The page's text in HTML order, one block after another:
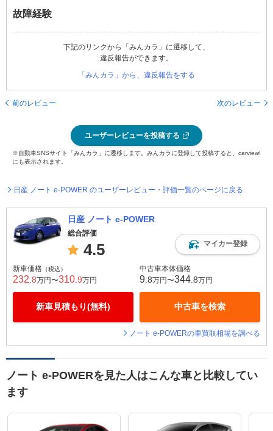
故障経験
下記のリンクから「みんカラ」に遷移して、
違反報告ができます。
「みんカラ」から、違反報告をする
前のレビュー 次のレビュー
ユーザーレビューを投稿する
※自動車SNSサイト「みんカラ」に遷移します。みんカラに登録して投稿すると、carview!
にも表示されます。
日産 ノート e-POWER のユーザーレビュー・評価一覧のページに戻る
日産 ノート e-POWER
総合評価
4.5 マイカー登録
新車価格 （税込）
232 .8万円〜310 .9万円
新車見積もり(無料)
中古車本体価格
9 .8万円〜344 .8万円
中古車を検索
ノート e-POWERの車買取相場を調べる
ノート e-POWERを見た人はこんな車と比較してい
ます